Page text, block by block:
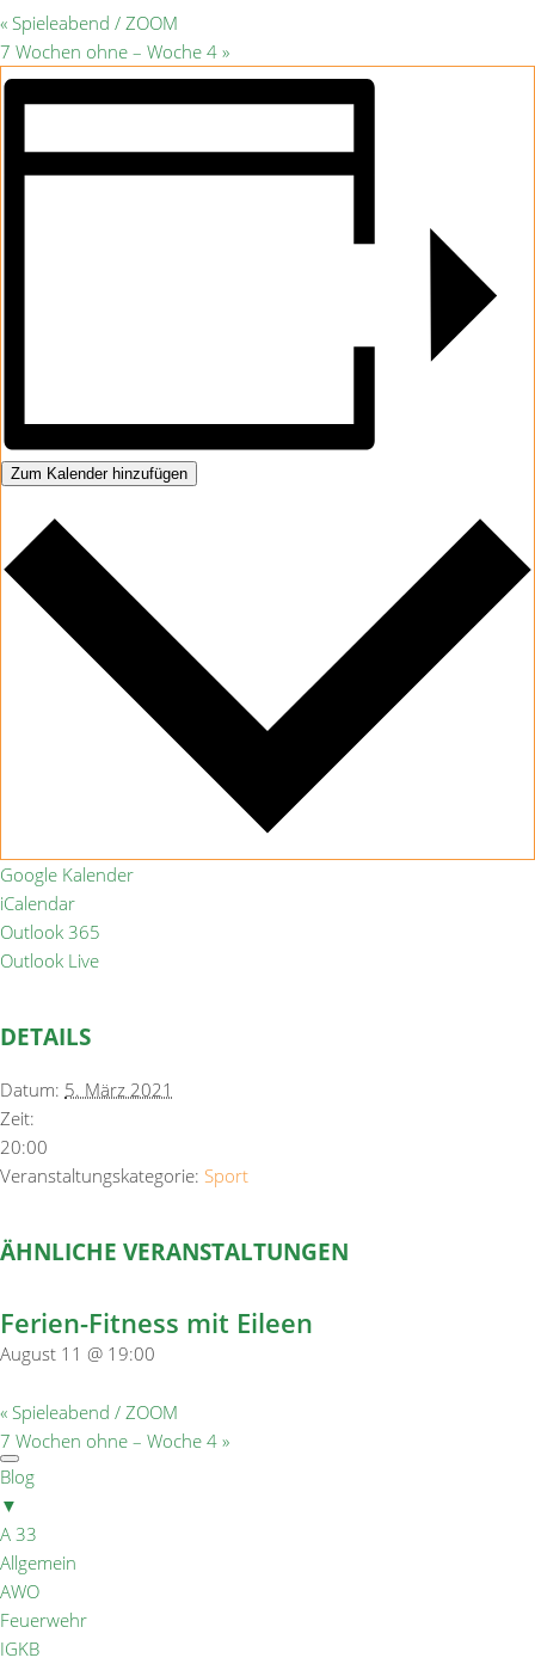
« Spieleabend / ZOOM
7 Wochen ohne – Woche 4 »
Zum Kalender hinzufügen
Google Kalender
iCalendar
Outlook 365
Outlook Live
DETAILS
Datum: 5. März 2021
Zeit:
20:00
Veranstaltungskategorie: Sport
ÄHNLICHE VERANSTALTUNGEN
Ferien-Fitness mit Eileen
August 11 @ 19:00
« Spieleabend / ZOOM
7 Wochen ohne – Woche 4 »
Blog
▼
A 33
Allgemein
AWO
Feuerwehr
IGKB